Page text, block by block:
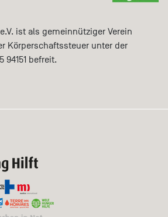
ist als gemeinnütziger Verein
Körperschaftssteuer unter der
94151 befreit.